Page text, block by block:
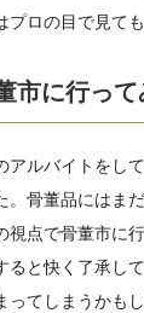
ロの目で見て
市に行っ
アルバイトをし
。骨董品にはま
視点で骨董市に
ると快く了承し
ってしまうかも